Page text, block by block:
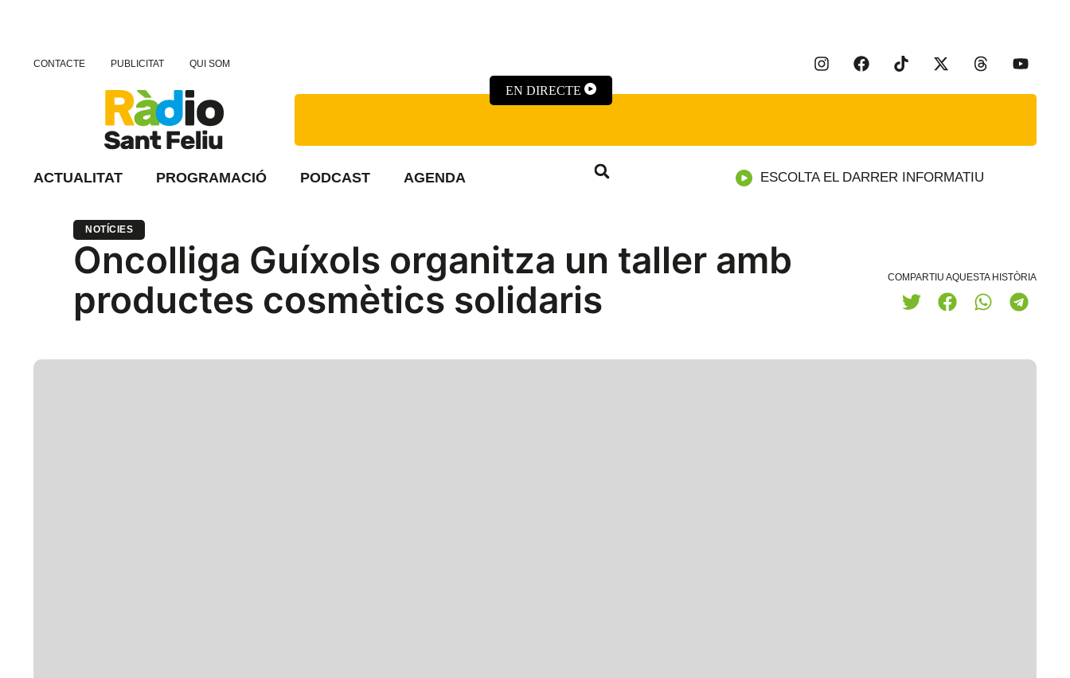
CONTACTE PUBLICITAT QUI SOM
EN DIRECTE
ACTUALITAT PROGRAMACIÓ PODCAST AGENDA ESCOLTA EL DARRER INFORMATIU
NOTÍCIES
Oncolliga Guíxols organitza un taller amb
productes cosmètics solidaris
COMPARTIU AQUESTA HISTÒRIA